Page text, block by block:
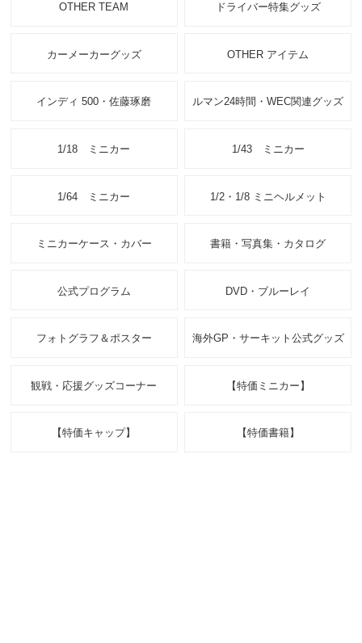
OTHER TEAM ドライバー特集グッズ
カーメーカーグッズ OTHER アイテム
インディ 500・佐藤琢磨 ルマン24時間・WEC関連グッズ
1/18 ミニカー 1/43 ミニカー
1/64 ミニカー 1/2・1/8 ミニヘルメット
ミニカーケース・カバー 書籍・写真集・カタログ
公式プログラム DVD・ブルーレイ
フォトグラフ＆ポスター 海外GP・サーキット公式グッズ
観戦・応援グッズコーナー 【特価ミニカー】
【特価キャップ】 【特価書籍】